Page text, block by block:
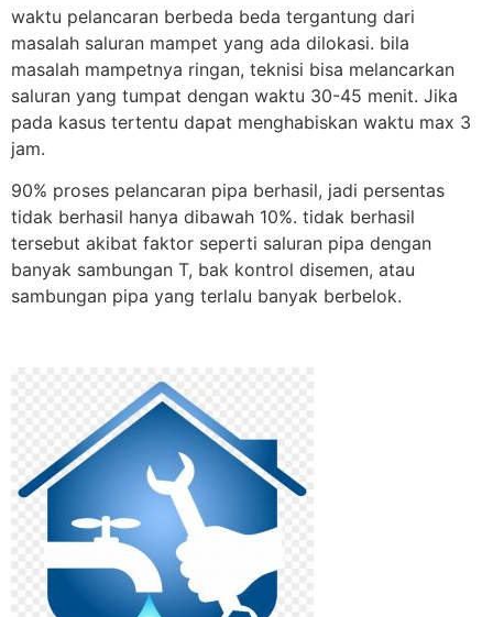
waktu pelancaran berbeda beda tergantung dari
masalah saluran mampet yang ada dilokasi. bila
masalah mampetnya ringan, teknisi bisa melancarkan
saluran yang tumpat dengan waktu 30-45 menit. Jika
pada kasus tertentu dapat menghabiskan waktu max 3
jam.
90% proses pelancaran pipa berhasil, jadi persentas
tidak berhasil hanya dibawah 10%. tidak berhasil
tersebut akibat faktor seperti saluran pipa dengan
banyak sambungan T, bak kontrol disemen, atau
sambungan pipa yang terlalu banyak berbelok.